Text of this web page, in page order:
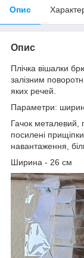
Опис
Опис
Плічка вішалки
залізним
яких речей.
Параметри:
Гачок металевий,
посилені
навантаження,
Ширина - 26 см